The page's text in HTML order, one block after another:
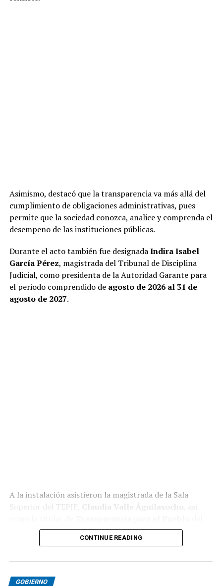
Asimismo, destacó que la transparencia va más allá del
cumplimiento de obligaciones administrativas, pues
permite que la sociedad conozca, analice y comprenda el
desempeño de las instituciones públicas.
Durante el acto también fue designadaIndira Isabel
García Pérez, magistrada del Tribunal de Disciplina
Judicial, como presidenta de la Autoridad Garante para
el periodo comprendido de agosto de 2026 al 31 de
agosto de 2027.
A la instalación asistieron la magistrada de la Sala
Superior del TEPJF,
Claudia Valle Águilasocho
Gobierno de México,María Tanivet Ramos Reyes
CONTINUE READING
GOBIERNO